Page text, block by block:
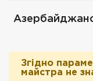
Згідно
майстра не